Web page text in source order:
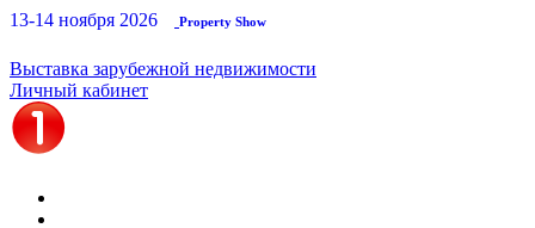
13-14 ноября 2026 Property Show
Выставка зарубежной недвижимости
Личный кабинет